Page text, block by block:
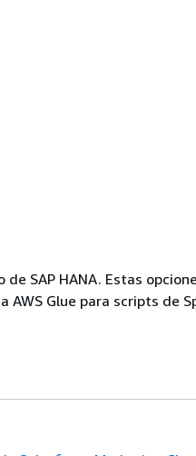
SAP HANA. Estas
AWS Glue para scripts de